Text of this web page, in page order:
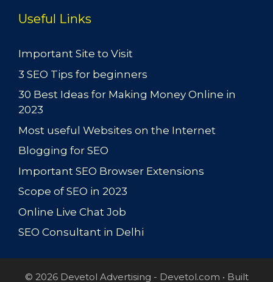
Useful Links
Important Site to Visit
3 SEO Tips for beginners
30 Best Ideas for Making Money Online in
2023
Most useful Websites on the Internet
Blogging for SEO
Important SEO Browser Extensions
Scope of SEO in 2023
Online Live Chat Job
SEO Consultant in Delhi
© 2026 Devetol Advertising - Devetol.com • Built